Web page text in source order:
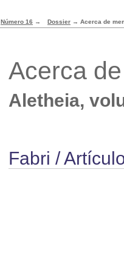
Número 16 → Dossier → Acerca de
Acerca
Aletheia,
Fabri /